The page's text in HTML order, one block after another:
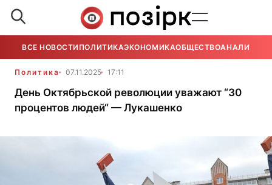
ВСЕ НОВОСТИ ПОЛИТИКАЭКОНОМИКАОБЩЕСТВОАНАЛИТИКА
Политика 07.11.2025 17:11
День Октябрьской революции уважают “30
процентов людей“ — Лукашенко